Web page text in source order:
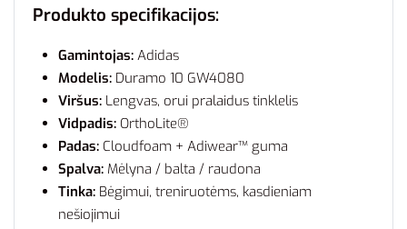
Produkto specifikacijos:
Gamintojas: Adidas
Modelis: Duramo 10 GW4080
Viršus: Lengvas, orui pralaidus tinklelis
Vidpadis: OrthoLite®
Padas: Cloudfoam + Adiwear™ guma
Spalva: Mėlyna / balta / raudona
Tinka: Bėgimui, treniruotėms, kasdieniam
nešiojimui